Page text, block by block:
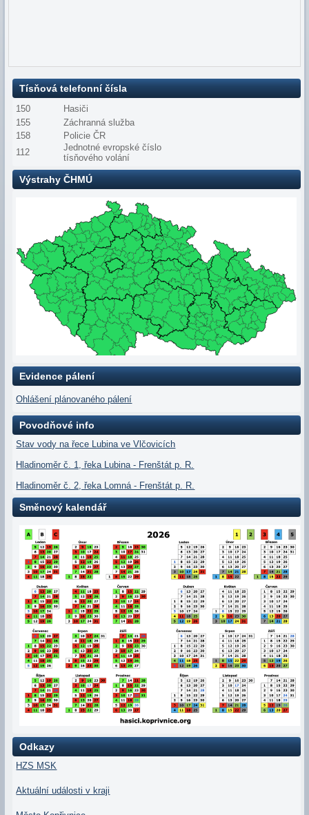
Tísňová telefonní čísla
150
Hasiči
155
Záchranná služba
158
Policie ČR
112
Jednotné evropské číslo
tísňového volání
Výstrahy ČHMÚ
Evidence pálení
Ohlášení plánovaného pálení
Povodňové info
Stav vody na řece Lubina ve Vlčovicích
Hladinoměr č. 1, řeka Lubina - Frenštát p. R.
Hladinoměr č. 2, řeka Lomná - Frenštát p. R.
Směnový kalendář
Odkazy
HZS MSK
Aktuální události v kraji